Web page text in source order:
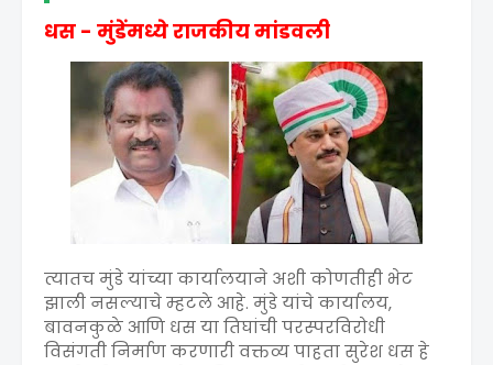
धस - मुंडेंमध्ये राजकीय मांडवली
त्यातच मुंडे यांच्या कार्यालयाने अशी कोणतीही भेट
झाली नसल्याचे म्हटले आहे. मुंडे यांचे कार्यालय,
बावनकुळे आणि धस या तिघांची परस्परविरोधी
विसंगती निर्माण करणारी वक्तव्य पाहता सुरेश धस हे